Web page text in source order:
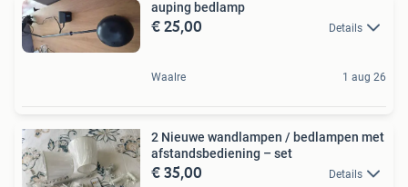
auping bedlamp
€ 25,00 Details
Waalre 1 aug 26
2 Nieuwe wandlampen / bedlampen met
afstandsbediening – set
€ 35,00 Details